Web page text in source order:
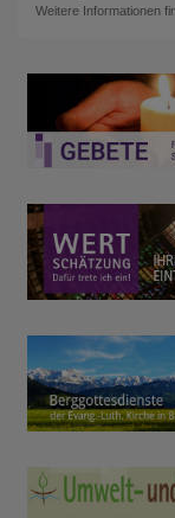
Weitere Informationen